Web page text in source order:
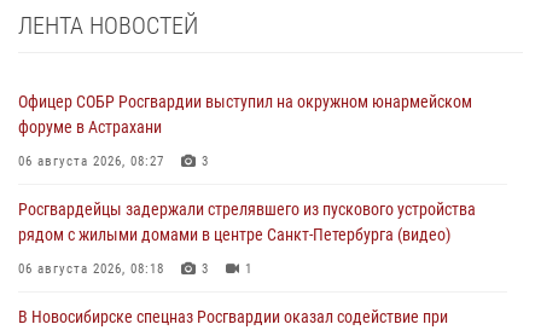
ЛЕНТА НОВОСТЕЙ
Офицер СОБР Росгвардии выступил на окружном юнармейском
форуме в Астрахани
06 августа 2026, 08:27 3
Росгвардейцы задержали стрелявшего из пускового устройства
рядом с жилыми домами в центре Санкт-Петербурга (видео)
06 августа 2026, 08:18 3 1
В Новосибирске спецназ Росгвардии оказал содействие при